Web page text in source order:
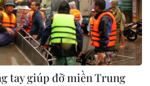
tay giúp đỡ miền Trung